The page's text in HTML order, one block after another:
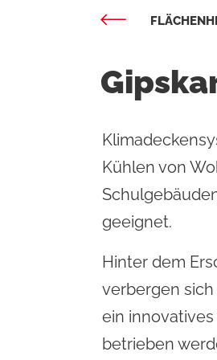
Kühlen von
geeignet.
Hinter dem
verbergen
ein
betrieben